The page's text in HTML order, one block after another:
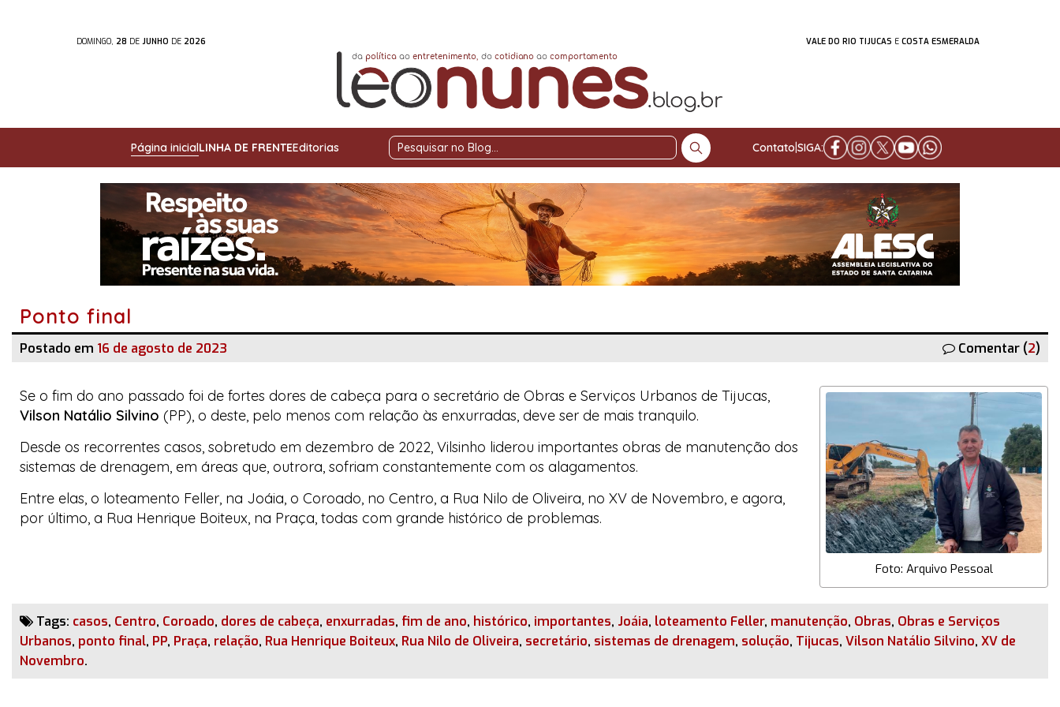
DOMINGO, 28 DE JUNHO DE 2026 VALE DO RIO TIJUCAS E COSTA ESMERALDA
Página inicialLINHA DE FRENTEEditorias
Pesquisar
Contato SIGA:
Ponto final
Postado em 16 de agosto de 2023 Comentar (2)
Foto: Arquivo Pessoal
Se o fim do ano passado foi de fortes dores de cabeça para o secretário de Obras e Serviços Urbanos de Tijucas,
Vilson Natálio Silvino (PP), o deste, pelo menos com relação às enxurradas, deve ser de mais tranquilo.
Desde os recorrentes casos, sobretudo em dezembro de 2022, Vilsinho liderou importantes obras de manutenção dos
sistemas de drenagem, em áreas que, outrora, sofriam constantemente com os alagamentos.
Entre elas, o loteamento Feller, na Joáia, o Coroado, no Centro, a Rua Nilo de Oliveira, no XV de Novembro, e agora,
por último, a Rua Henrique Boiteux, na Praça, todas com grande histórico de problemas.
Tags: casos, Centro, Coroado, dores de cabeça, enxurradas, fim de ano, histórico, importantes, Joáia, loteamento Feller, manutenção, Obras, Obras e Serviços
Urbanos, ponto final, PP, Praça, relação, Rua Henrique Boiteux, Rua Nilo de Oliveira, secretário, sistemas de drenagem, solução, Tijucas, Vilson Natálio Silvino, XV de
Novembro.